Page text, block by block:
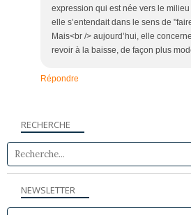
expression qui est née vers le milieu
elle s’entendait dans le sens de
Mais<br /> aujourd’hui, elle
revoir à la baisse, de façon plus
Répondre
NEWSLETTER
RECHERCHE